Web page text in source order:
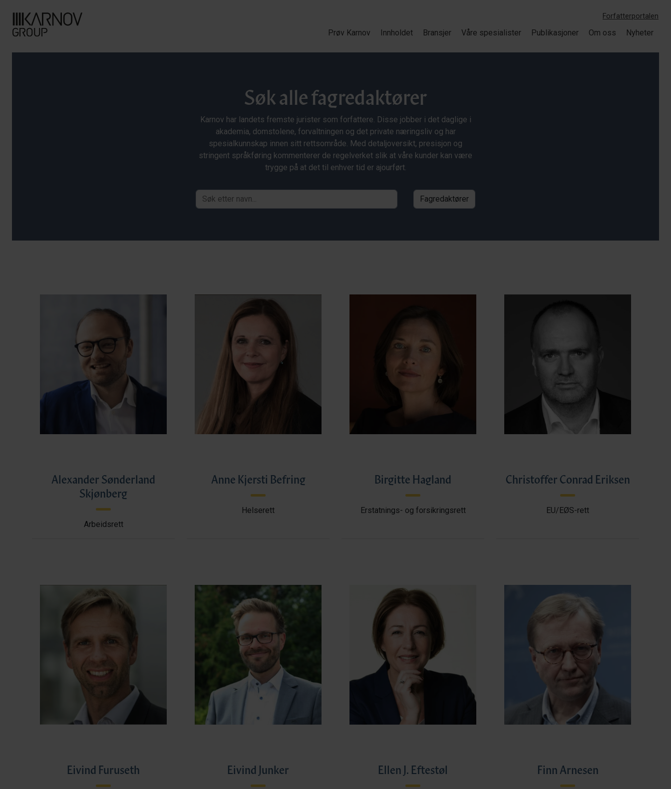
Forfatterportalen
Prøv Karnov Innholdet Bransjer Våre spesialister Publikasjoner Om oss Nyheter
Søk alle fagredaktører
Karnov har landets fremste jurister som forfattere. Disse jobber i det daglige i
akademia, domstolene, forvaltningen og det private næringsliv og har
spesialkunnskap innen sitt rettsområde. Med detaljoversikt, presisjon og
stringent språkføring kommenterer de regelverket slik at våre kunder kan være
trygge på at det til enhver tid er ajourført.
Alexander Sønderland
Skjønberg
Arbeidsrett
Anne Kjersti Befring
Helserett
Birgitte Hagland
Erstatnings- og forsikringsrett
Christoffer Conrad Eriksen
EU/EØS-rett
Eivind Furuseth Eivind Junker Ellen J. Eftestøl Finn Arnesen